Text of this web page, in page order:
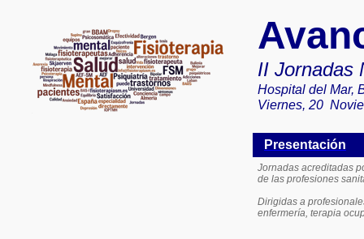
II Jornadas
Hospital del Mar,
Viernes, 20
Presentación
Jornadas acreditadas
de las profesiones
Dirigidas a
enfermería, terapia